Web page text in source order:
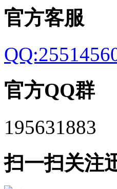
官方客服
官方QQ群
195631883
扫一扫关注